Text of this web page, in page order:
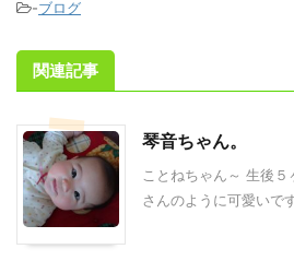
-ブログ
関連記事
琴音ちゃん。
ことねちゃん～ 生後
さんのように可愛い